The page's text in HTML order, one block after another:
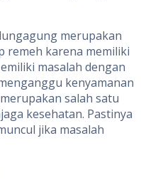
merupakan
remeh karena memiliki
masalah dengan
kenyamanan
salah satu
kesehatan. Pastinya
jika masalah